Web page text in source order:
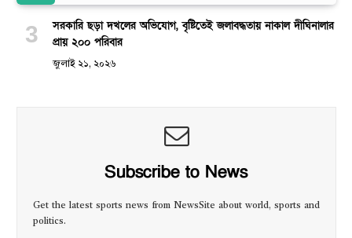
সরকারি ছড়া দখলের অভিযোগ, বৃষ্টিতেই জলাবদ্ধতায় নাকাল দীঘিনালার
প্রায় ২০০ পরিবার
জুলাই ২১, ২০২৬
Subscribe to News
Get the latest sports news from NewsSite about world, sports and
politics.